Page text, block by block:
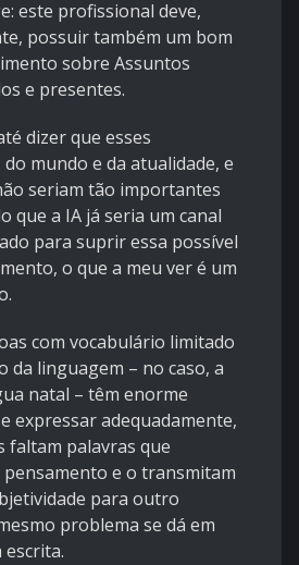
este profissional deve,
possuir também um bom
sobre Assuntos
e presentes.
dizer que esses
mundo e da atualidade, e
seriam tão importantes
que a IA já seria um canal
para suprir essa possível
o que a meu ver é um
com vocabulário limitado
da linguagem – no caso, a
natal – têm enorme
expressar adequadamente,
faltam palavras que
e o transmitam
para outro
problema se dá em
escrita.